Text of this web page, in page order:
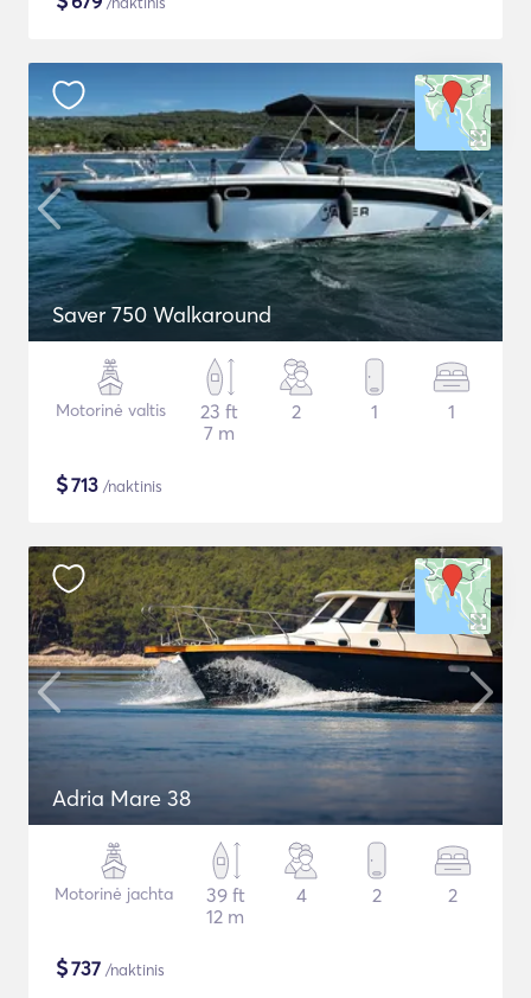
Saver 750 Walkaround
Motorinė valtis
23 ft
7 m
2 1 1
$713 /naktinis
Adria Mare 38
Motorinė jachta
39 ft
12 m
4 2 2
$737 /naktinis